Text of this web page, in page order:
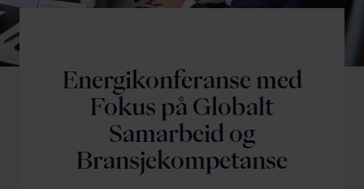
Energikonferanse med
Fokus på Globalt
Samarbeid og
Bransjekompetanse